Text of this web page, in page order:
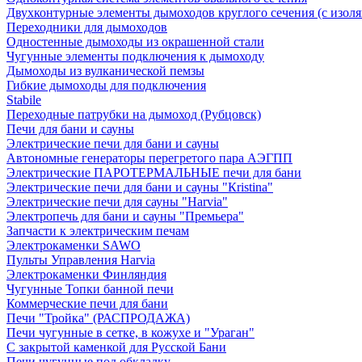
Двухконтурные элементы дымоходов круглого сечения (с
Переходники для дымоходов
Одностенные дымоходы из окрашенной стали
Чугунные элементы подключения к дымоходу
Дымоходы из вулканической пемзы
Гибкие дымоходы для подключения
Stabile
Переходные патрубки на дымоход (Рубцовск)
Печи для бани и сауны
Электрические печи для бани и сауны
Автономные генераторы перегретого пара АЭГПП
Электрические ПАРОТЕРМАЛЬНЫЕ печи для бани
Электрические печи для бани и сауны "Кristina"
Электрические печи для сауны "Harvia"
Электропечь для бани и сауны "Премьера"
Запчасти к электрическим печам
Электрокаменки SAWO
Пульты Управления Harvia
Электрокаменки Финляндия
Чугунные Топки банной печи
Коммерческие печи для бани
Печи "Тройка" (РАСПРОДАЖА)
Печи чугунные в сетке, в кожухе и "Ураган"
С закрытой каменкой для Русской Бани